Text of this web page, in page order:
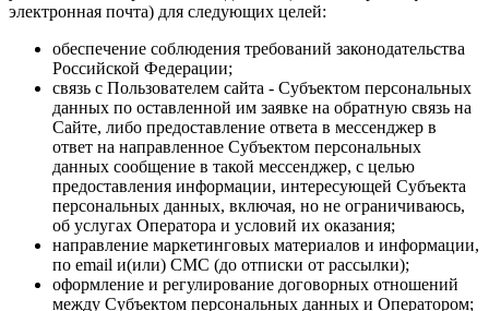
электронная почта) для следующих целей:
обеспечение соблюдения требований законодательства
Российской Федерации;
связь с Пользователем сайта - Субъектом персональных
данных по оставленной им заявке на обратную связь на
Сайте, либо предоставление ответа в мессенджер в
ответ на направленное Субъектом персональных
данных сообщение в такой мессенджер, с целью
предоставления информации, интересующей Субъекта
персональных данных, включая, но не ограничиваюсь,
об услугах Оператора и условий их оказания;
направление маркетинговых материалов и информации,
по email и(или) СМС (до отписки от рассылки);
оформление и регулирование договорных отношений
между Субъектом персональных данных и Оператором;